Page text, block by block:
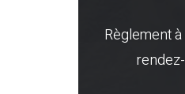
Règlement